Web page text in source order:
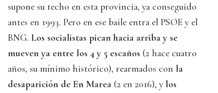
supone su techo en esta provincia, ya conseguido
antes en 1993. Pero en ese baile entra el PSOE y el
BNG. Los socialistas pican hacia arriba y se
mueven ya entre los 4 y 5 escaños (2 hace cuatro
años, su mínimo histórico), rearmados con la
desaparición de En Marea (2 en 2016), ylos